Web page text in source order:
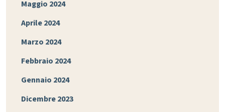
Maggio 2024
Aprile 2024
Marzo 2024
Febbraio 2024
Gennaio 2024
Dicembre 2023